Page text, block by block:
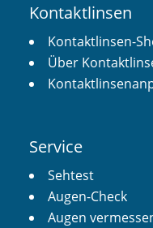
Kontaktlinsen
Kontaktlinsen-
Über
Service
Sehtest
Augen-Check
Augen